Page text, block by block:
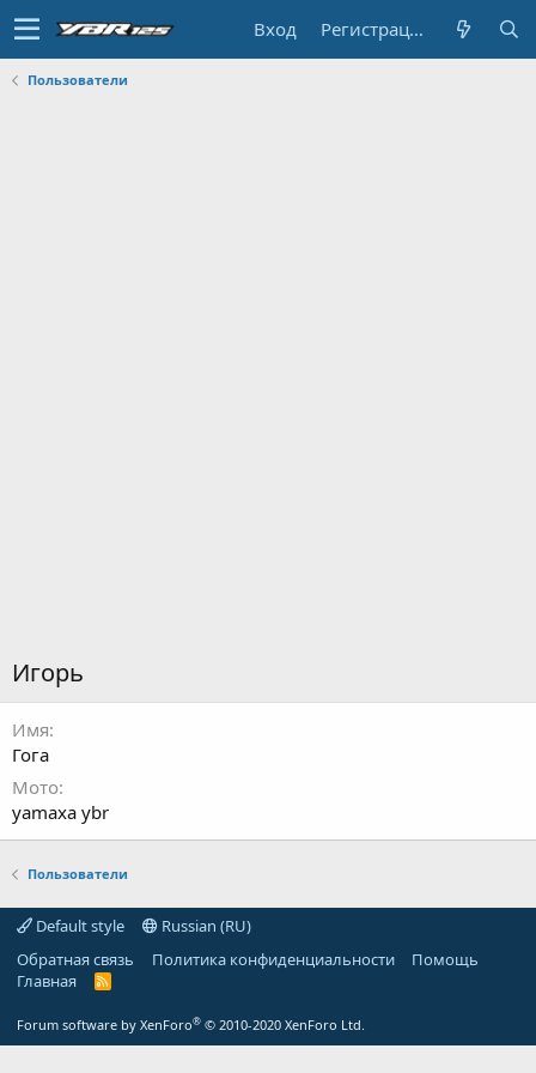
Вход Регистрация
Пользователи
Игорь
Имя
Гога
Мото
yamaxa ybr
Пользователи
Default style
Russian (RU)
Обратная связь
Политика конфиденциальности
Помощь
Главная
R
Forum software by XenForo® © 2010-2020 XenForo Ltd.